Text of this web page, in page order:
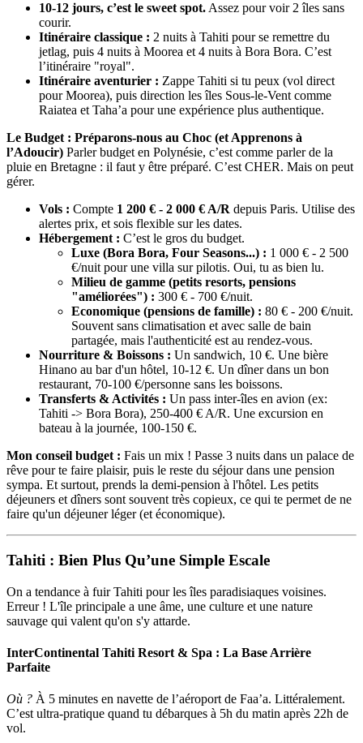
10-12 jours, c’est le sweet spot. Assez pour voir 2 îles sans
courir.
Itinéraire classique : 2 nuits à Tahiti pour se remettre du
jetlag, puis 4 nuits à Moorea et 4 nuits à Bora Bora. C’est
l’itinéraire "royal".
Itinéraire aventurier : Zappe Tahiti si tu peux (vol direct
pour Moorea), puis direction les îles Sous-le-Vent comme
Raiatea et Taha’a pour une expérience plus authentique.
Le Budget : Préparons-nous au Choc (et Apprenons à
l’Adoucir) Parler budget en Polynésie, c’est comme parler de la
pluie en Bretagne : il faut y être préparé. C’est CHER. Mais on peut
gérer.
Vols : Compte 1 200 € - 2 000 € A/R depuis Paris. Utilise des
alertes prix, et sois flexible sur les dates.
Hébergement : C’est le gros du budget.
Luxe (Bora Bora, Four Seasons...) : 1 000 € - 2 500
€/nuit pour une villa sur pilotis. Oui, tu as bien lu.
Milieu de gamme (petits resorts, pensions
"améliorées") : 300 € - 700 €/nuit.
Economique (pensions de famille) : 80 € - 200 €/nuit.
Souvent sans climatisation et avec salle de bain
partagée, mais l'authenticité est au rendez-vous.
Nourriture & Boissons : Un sandwich, 10 €. Une bière
Hinano au bar d'un hôtel, 10-12 €. Un dîner dans un bon
restaurant, 70-100 €/personne sans les boissons.
Transferts & Activités : Un pass inter-îles en avion (ex:
Tahiti -> Bora Bora), 250-400 € A/R. Une excursion en
bateau à la journée, 100-150 €.
Mon conseil budget : Fais un mix ! Passe 3 nuits dans un palace de
rêve pour te faire plaisir, puis le reste du séjour dans une pension
sympa. Et surtout, prends la demi-pension à l'hôtel. Les petits
déjeuners et dîners sont souvent très copieux, ce qui te permet de ne
faire qu'un déjeuner léger (et économique).
Tahiti : Bien Plus Qu’une Simple Escale
On a tendance à fuir Tahiti pour les îles paradisiaques voisines.
Erreur ! L'île principale a une âme, une culture et une nature
sauvage qui valent qu'on s'y attarde.
InterContinental Tahiti Resort & Spa : La Base Arrière
Parfaite
Où ? À 5 minutes en navette de l’aéroport de Faa’a. Littéralement.
C’est ultra-pratique quand tu débarques à 5h du matin après 22h de
vol.